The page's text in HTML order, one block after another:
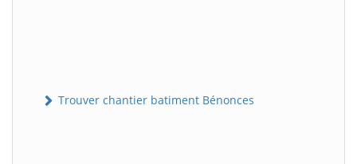
Trouver chantier batiment Bénonces